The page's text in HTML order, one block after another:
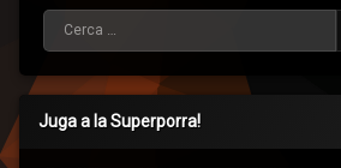
Juga a la Superporra!